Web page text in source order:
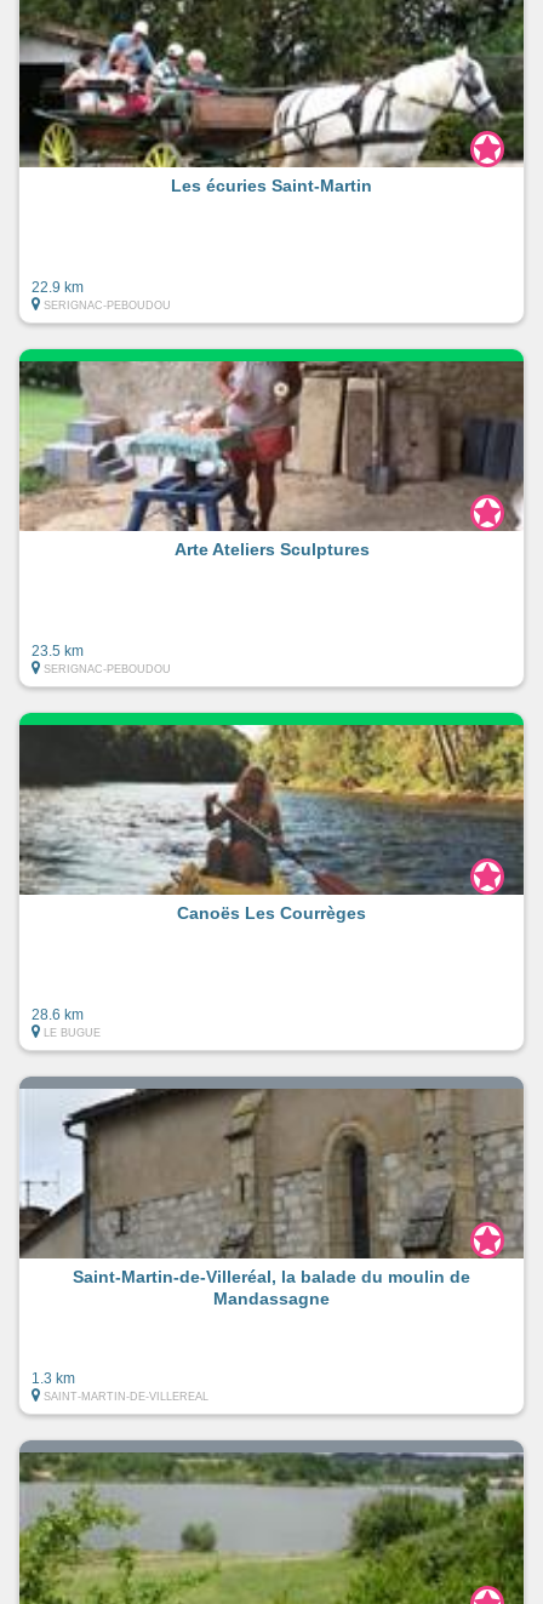
Les écuries Saint-Martin
22.9 km
SERIGNAC-PEBOUDOU
Arte Ateliers Sculptures
23.5 km
SERIGNAC-PEBOUDOU
Canoës Les Courrèges
28.6 km
LE BUGUE
Saint-Martin-de-Villeréal, la balade du moulin de
Mandassagne
1.3 km
SAINT-MARTIN-DE-VILLEREAL